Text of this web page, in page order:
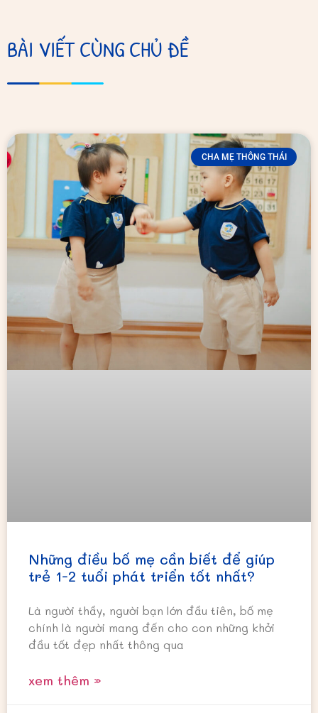
BÀI VIẾT CÙNG CHỦ ĐỀ
CHA MẸ THÔNG THÁI
Những điều bố mẹ cần biết để giúp
trẻ 1-2 tuổi phát triển tốt nhất?
Là người thầy, người bạn lớn đầu tiên, bố mẹ
chính là người mang đến cho con những khởi
đầu tốt đẹp nhất thông qua
xem thêm »